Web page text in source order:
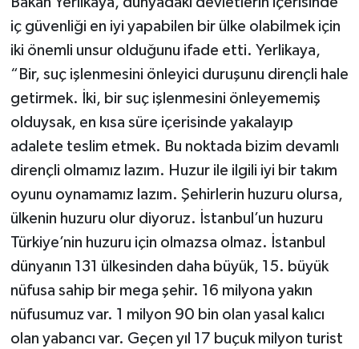
iç güvenliği en iyi yapabilen bir ülke olabilmek için
iki önemli unsur olduğunu ifade etti. Yerlikaya,
“Bir, suç işlenmesini önleyici duruşunu dirençli hale
getirmek. İki, bir suç işlenmesini önleyememiş
olduysak, en kısa süre içerisinde yakalayıp
adalete teslim etmek. Bu noktada bizim devamlı
dirençli olmamız lazım. Huzur ile ilgili iyi bir takım
oyunu oynamamız lazım. Şehirlerin huzuru olursa,
ülkenin huzuru olur diyoruz. İstanbul’un huzuru
Türkiye’nin huzuru için olmazsa olmaz. İstanbul
dünyanın 131 ülkesinden daha büyük, 15. büyük
nüfusa sahip bir mega şehir. 16 milyona yakın
nüfusumuz var. 1 milyon 90 bin olan yasal kalıcı
olan yabancı var. Geçen yıl 17 buçuk milyon turist